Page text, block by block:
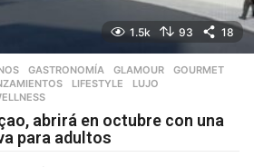
1.5k 93 18
,GASTRONOMÍA ,GLAMOUR ,GOURMET
,LIFESTYLE ,LUJO
abrirá en octubre con una
para adultos